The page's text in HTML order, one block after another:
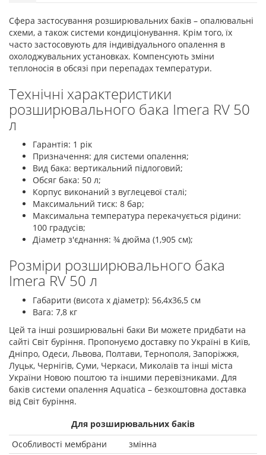
Сфера застосування розширювальних баків – опалювальні
схеми, а також системи кондиціонування. Крім того, їх
часто застосовують для індивідуального опалення в
охолоджувальних установках. Компенсують зміни
теплоносія в обсязі при перепадах температури.
Технічні характеристики
розширювального бака Imera RV 50
л
Гарантія: 1 рік
Призначення: для системи опалення;
Вид бака: вертикальний підлоговий;
Обсяг бака: 50 л;
Корпус виконаний з вуглецевої сталі;
Максимальний тиск: 8 бар;
Максимальна температура перекачується рідини:
100 градусів;
Діаметр з'єднання: ¾ дюйма (1,905 см);
Розміри розширювального бака
Imera RV 50 л
Габарити (висота х діаметр): 56,4х36,5 см
Вага: 7,8 кг
Цей та інші розширювальні баки Ви можете придбати на
сайті Світ буріння. Пропонуємо доставку по Україні в Київ,
Дніпро, Одеси, Львова, Полтави, Тернополя, Запоріжжя,
Луцьк, Чернігів, Суми, Черкаси, Миколаїв та інші міста
України Новою поштою та іншими перевізниками. Для
баків системи опалення Aquatica – безкоштовна доставка
від Світ буріння.
Для розширювальних баків
Особливості мембрани
змінна